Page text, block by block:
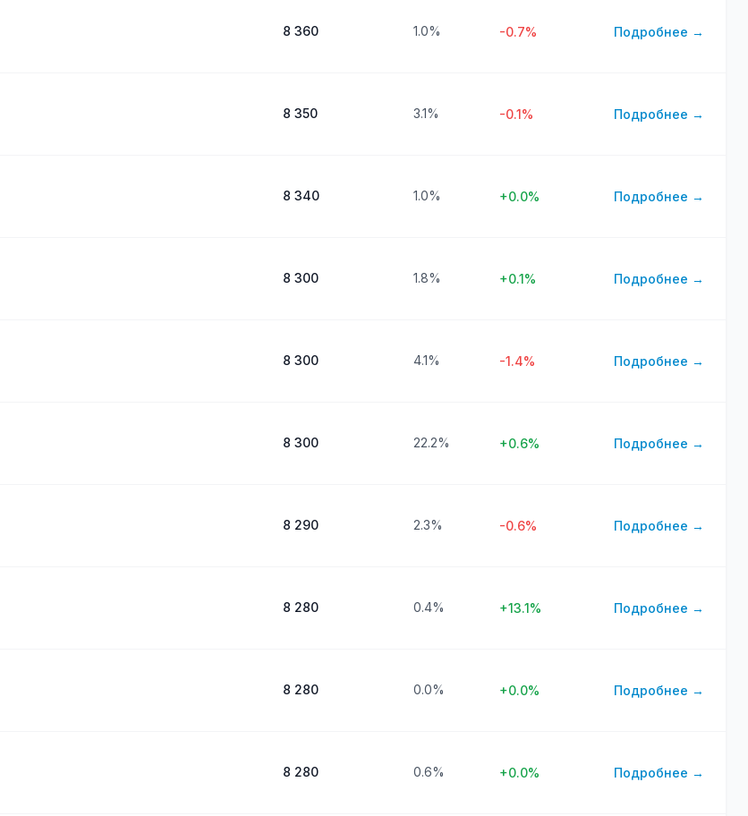
8 360 1.0% -0.7% Подробнее →
8 350 3.1% -0.1% Подробнее →
8 340 1.0% +0.0% Подробнее →
8 300 1.8% +0.1% Подробнее →
8 300 4.1% -1.4% Подробнее →
8 300 22.2% +0.6% Подробнее →
8 290 2.3% -0.6% Подробнее →
8 280 0.4% +13.1% Подробнее →
8 280 0.0% +0.0% Подробнее →
8 280 0.6% +0.0% Подробнее →